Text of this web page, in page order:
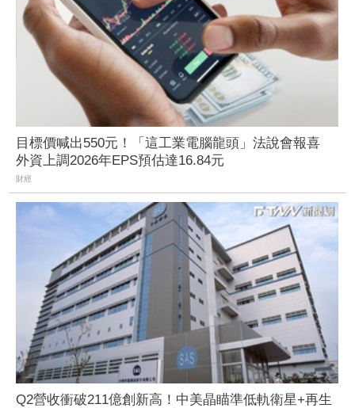
目標價喊出550元！「這工業電腦龍頭」法說會報喜
外資上調2026年EPS預估達16.84元
財經
Q2營收衝破211億創新高！中美晶瞄準低軌衛星+再生